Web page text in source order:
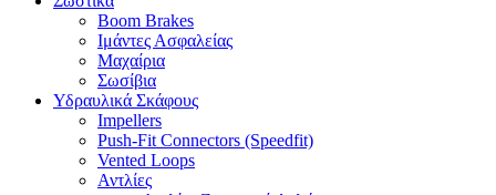
Boom Brakes
Ιμάντες Ασφαλείας
Μαχαίρια
Σωσίβια
Υδραυλικά Σκάφους
Impellers
Push-Fit Connectors (Speedfit)
Vented Loops
Αντλίες